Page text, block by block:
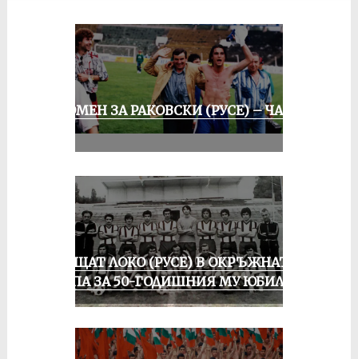
СПОМЕН ЗА РАКОВСКИ (РУСЕ) – ЧАСТ
ПРАЩАТ ЛОКО (РУСЕ) В ОКРЪЖНАТА
ГРУПА ЗА 50-ГОДИШНИЯ МУ ЮБИЛЕЙ